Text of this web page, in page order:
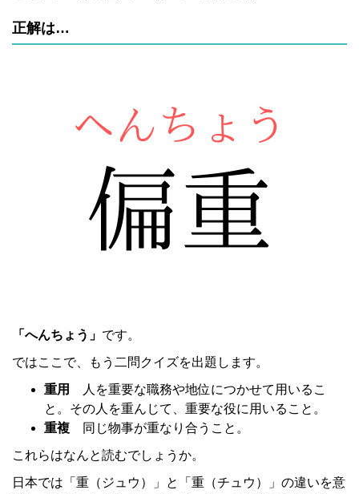
正解は…
「へんちょう」 です。
ではここで、もう二問クイズを出題します。
重用
人を重要な職務や地位につかせて用いるこ
と。その人を重んじて、重要な役に用いること。
重複 同じ物事が重なり合うこと。
これらはなんと読むでしょうか。
日本では「重（ジュウ）」と「重（チュウ）」の違いを意